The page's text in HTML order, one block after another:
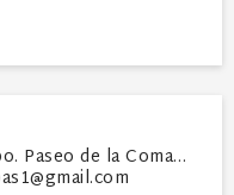
Santa Maria y El Ceibo. Paseo de la Comarca - Loca